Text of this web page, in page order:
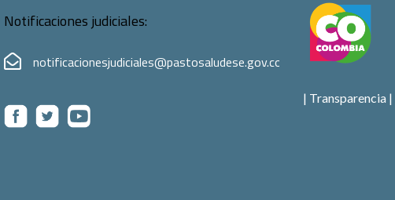
Notificaciones judiciales:
notificacionesjudiciales@pastosaludese.gov.co
| Transparencia |